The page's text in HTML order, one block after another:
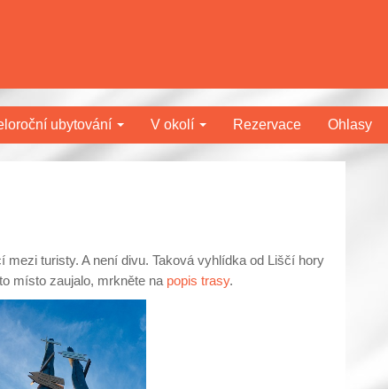
ubytování V okolí Rezervace Ohlasy
turisty. A není divu. Taková vyhlídka od Liščí hory
místo zaujalo, mrkněte na popis trasy.